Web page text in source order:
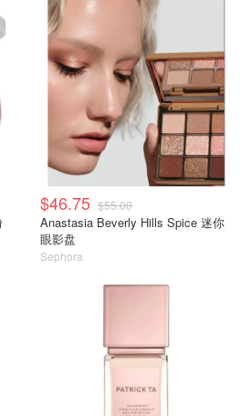
$46.75 $55.00
Anastasia Beverly Hills Spice 迷你
眼影盘
Sephora